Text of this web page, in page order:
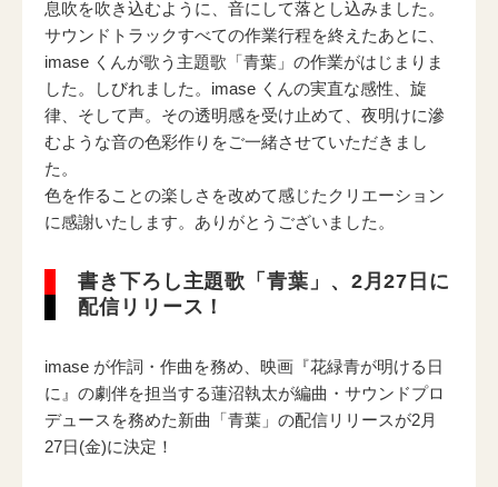
息吹を吹き込むように、音にして落とし込みました。
サウンドトラックすべての作業行程を終えたあとに、
imase くんが歌う主題歌「青葉」の作業がはじまりま
した。しびれました。imase くんの実直な感性、旋
律、そして声。その透明感を受け止めて、夜明けに滲
むような音の色彩作りをご一緒させていただきまし
た。
色を作ることの楽しさを改めて感じたクリエーション
に感謝いたします。ありがとうございました。
書き下ろし主題歌「青葉」、2月27日に
配信リリース！
imase が作詞・作曲を務め、映画『花緑青が明ける日
に』の劇伴を担当する蓮沼執太が編曲・サウンドプロ
デュースを務めた新曲「青葉」の配信リリースが2月
27日(金)に決定！